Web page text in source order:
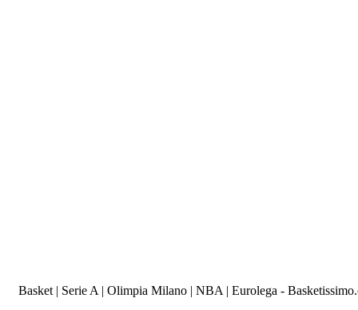
Basket | Serie A | Olimpia Milano | NBA | Eurolega -